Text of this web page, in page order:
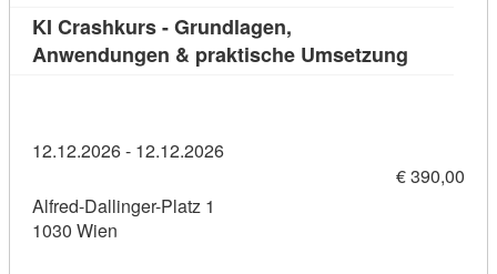
KI Crashkurs - Grundlagen,
Anwendungen & praktische Umsetzung
12.12.2026 - 12.12.2026
€ 390,00
Alfred-Dallinger-Platz 1
1030 Wien